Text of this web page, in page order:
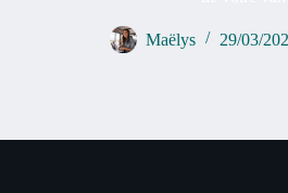
Maëlys 29/03/